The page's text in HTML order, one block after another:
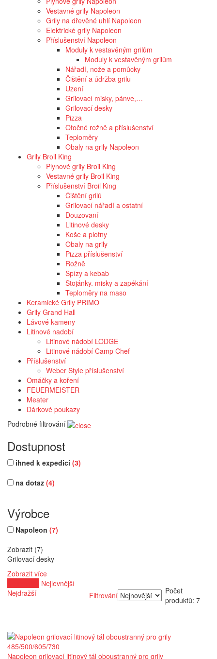
Vestavné grily Napoleon
Grily na dřevěné uhlí Napoleon
Elektrické grily Napoleon
Příslušenství Napoleon
Moduly k vestavěným grilům
Moduly k vestavěným grilům
Nářadí, nože a pomůcky
Čištění a údržba grilu
Uzení
Grilovací misky, pánve,…
Grilovací desky
Pizza
Otočné rožně a příslušenství
Teploměry
Obaly na grily Napoleon
Grily Broil King
Plynové grily Broil King
Vestavné grily Broil King
Příslušenství Broil King
Čištění grilů
Grilovací nářadí a ostatní
Douzovaní
Litinové desky
Koše a plotny
Obaly na grily
Pizza příslušenství
Rožně
Špízy a kebab
Stojánky. misky a zapékání
Teploměry na maso
Keramické Grily PRIMO
Grily Grand Hall
Lávové kameny
Litinové nadobí
Litinové nádobí LODGE
Litinové nádobí Camp Chef
Příslušenství
Weber Style příslušenství
Omáčky a koření
FEUERMEISTER
Meater
Dárkové poukazy
Podrobné filtrování
Dostupnost
ihned k expedici (3)
na dotaz (4)
Výrobce
Napoleon (7)
Zobrazit (7)
Grilovací desky
Zobrazit více
Nejlevnější
Nejdražší
Filtrování
Počet
produktů: 7
Napoleon grilovací litinový tál oboustranný pro grily